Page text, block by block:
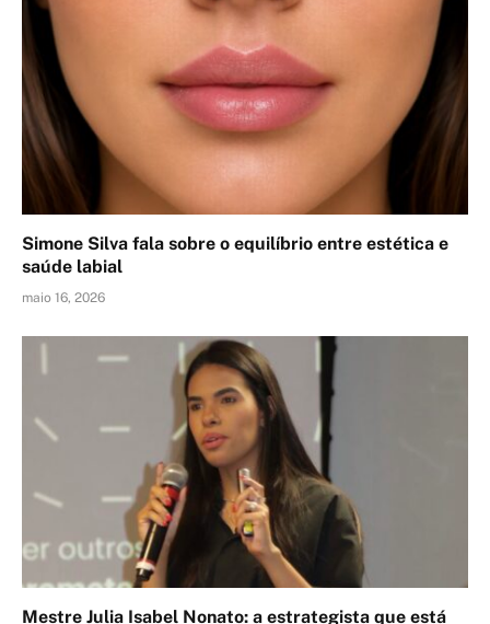
Simone Silva fala sobre o equilíbrio entre estética e
saúde labial
maio 16, 2026
Mestre Julia Isabel Nonato: a estrategista que está